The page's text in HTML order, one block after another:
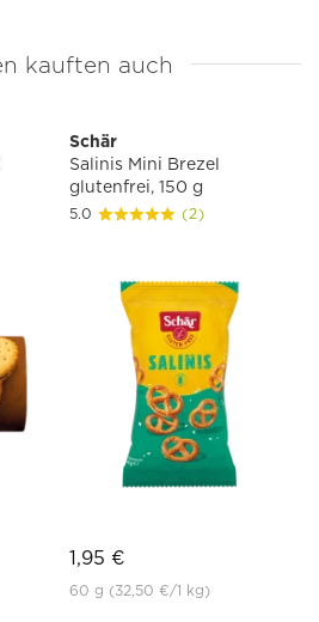
kauften auch
Schär
Salinis Mini Brezel
glutenfrei, 150 g
5.0 (2)
1,95 €
60 g (32,50 €/1 kg)